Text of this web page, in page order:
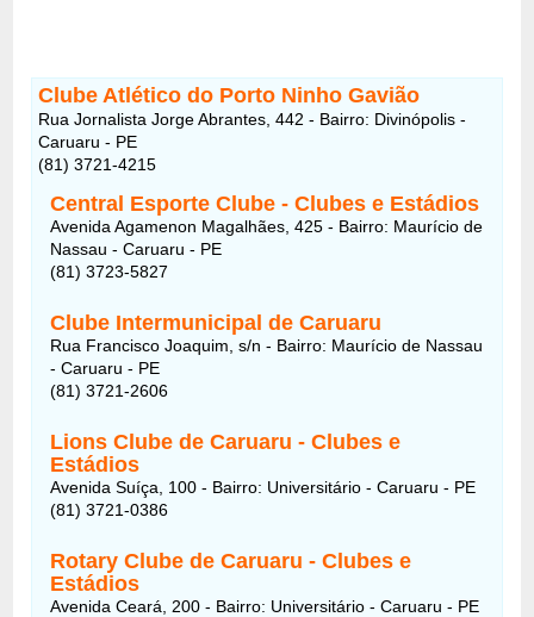
Clube Atlético do Porto Ninho Gavião
Rua Jornalista Jorge Abrantes, 442 - Bairro: Divinópolis -
Caruaru - PE
(81) 3721-4215
Central Esporte Clube - Clubes e Estádios
Avenida Agamenon Magalhães, 425 - Bairro: Maurício de
Nassau - Caruaru - PE
(81) 3723-5827
Clube Intermunicipal de Caruaru
Rua Francisco Joaquim, s/n - Bairro: Maurício de Nassau
- Caruaru - PE
(81) 3721-2606
Lions Clube de Caruaru - Clubes e
Estádios
Avenida Suíça, 100 - Bairro: Universitário - Caruaru - PE
(81) 3721-0386
Rotary Clube de Caruaru - Clubes e
Estádios
Avenida Ceará, 200 - Bairro: Universitário - Caruaru - PE